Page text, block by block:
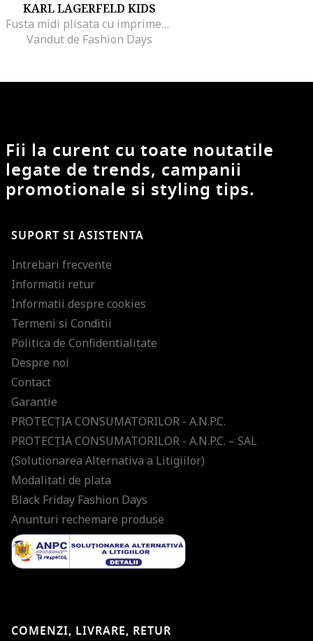
KARL LAGERFELD KIDS
Fusta midi plisata cu imprimeu logo
Vandut de Fashion Days
Fii la curent cu toate noutatile
legate de trends, campanii
promotionale si styling tips.
SUPORT SI ASISTENTA
Intrebari frecvente
Informatii retur
Informatii despre cookies
Termeni si Conditii
Politica de Confidentialitate
Despre noi
Contact
Garantie
PROTECŢIA CONSUMATORILOR - A.N.P.C.
PROTECŢIA CONSUMATORILOR - A.N.P.C. – SAL
(Solutionarea Alternativa a Litigiilor)
Modalitati de plata
Black Friday Fashion Days
Anunturi rechemare produse
COMENZI, LIVRARE, RETUR